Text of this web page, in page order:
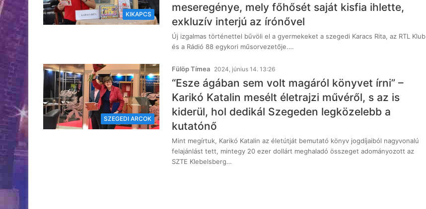
KIKAPCS
meseregénye, mely főhősét saját kisfia ihlette,
exkluzív interjú az írónővel
Új izgalmas történettel bűvöli el a gyermekeket a szegedi Karacs Rita, az RTL Klub
és a Rádió 88 egykori műsorvezetője.…
SZEGEDI ARCOK
Fülöp Tímea 2024, június 14. 13:26
“Esze ágában sem volt magáról könyvet írni” –
Karikó Katalin mesélt életrajzi művéről, s az is
kiderül, hol dedikál Szegeden legközelebb a
kutatónő
Mint megírtuk, Karikó Katalin az életútját bemutató könyv jogdíjaiból nagyvonalú
felajánlást tett, mintegy 20 ezer dollárt meghaladó összeget adományozott az
SZTE Klebelsberg…